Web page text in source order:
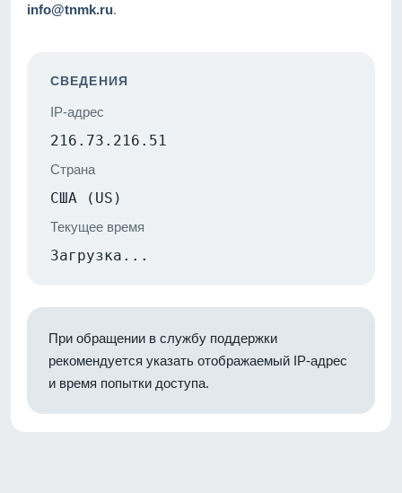
info@tnmk.ru.
СВЕДЕНИЯ
IP-адрес
216.73.216.51
Страна
США (US)
Текущее время
Загрузка...
При обращении в службу поддержки
рекомендуется указать отображаемый IP-адрес
и время попытки доступа.